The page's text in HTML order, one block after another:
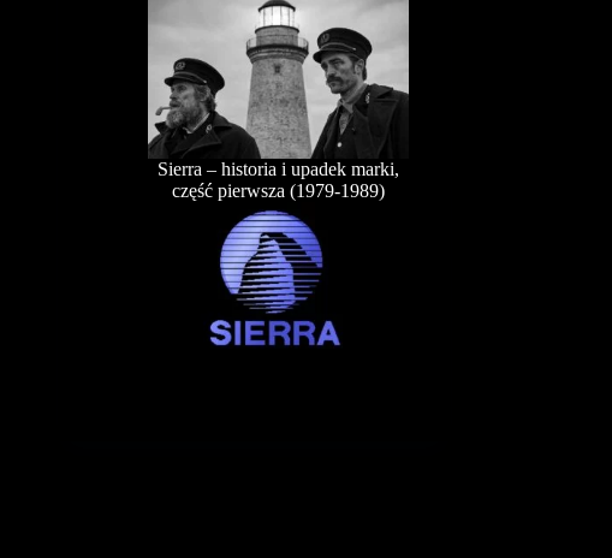
Sierra – historia i upadek marki,
część pierwsza (1979-1989)